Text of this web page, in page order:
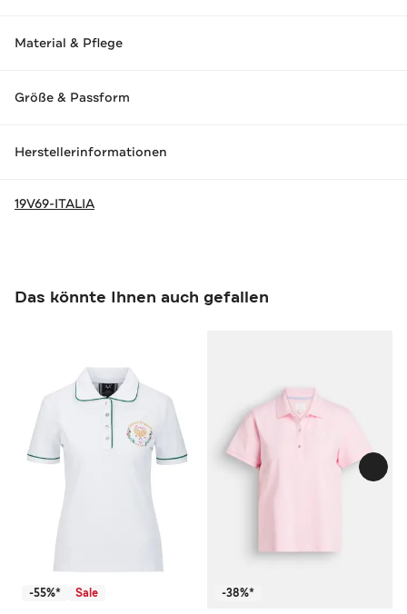
Material & Pflege
Größe & Passform
Herstellerinformationen
19V69-ITALIA
Das könnte Ihnen auch gefallen
-55%* Sale -38%*